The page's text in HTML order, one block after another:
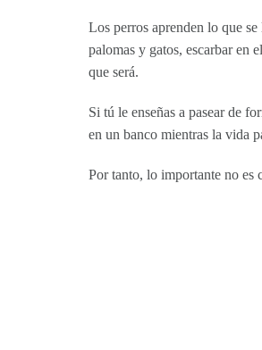
Los perros aprenden lo que
palomas y gatos, escarbar en
que será.
Si tú le enseñas a pasear de
en un banco mientras la vida
Por tanto, lo importante no es